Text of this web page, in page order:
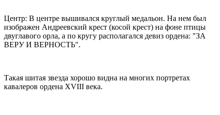
Центр: В центре вышивался круглый медальон. На нем был
изображен Андреевский крест (косой крест) на фоне птицы
двуглавого орла, а по кругу располагался девиз ордена: "ЗА
ВЕРУ И ВЕРНОСТЬ".
Такая шитая звезда хорошо видна на многих портретах
кавалеров ордена XVIII века.